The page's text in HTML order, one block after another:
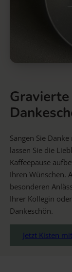
Sangen Sie
lassen Sie die
Kaffeepause
Ihren Wünschen.
besonderen
Ihrer Kollegin
Dankeschön.
Jetzt Kisten